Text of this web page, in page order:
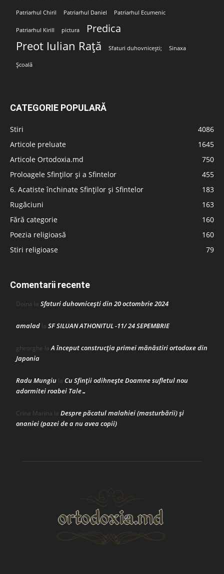
Patriarhul Chiril Patriarhul Daniel Patriarhul Ecumenic
Patriarhul Kirill pictura Predica
Preot Iulian Rață Sfaturi duhovnicești; Sinaxa
Școală
CATEGORIE POPULARĂ
Stiri
4086
Articole preluate
1645
Articole Ortodoxia.md
750
Proloagele Sfinților și a Sfintelor
455
6. Acatiste închinate Sfinților și Sfintelor
183
Rugăciuni
163
Fără categorie
160
Poezia religioasă
160
Stiri religioase
79
Comentarii recente
Doina la Sfaturi duhovnicești din 20 octombrie 2024
amalad la SF SILUAN ATHONITUL -11/ 24 SEPEMBRIE
gheorghe laA început construcţia primei mănăstiri ortodoxe din
Japonia
Radu Mungiu la Cu Sfinții odihnește Doamne sufletul nou
adormitei roabei Tale…
Crina Marina la Despre păcatul malahiei (masturbării) şi
onaniei (pazei de a nu avea copii)